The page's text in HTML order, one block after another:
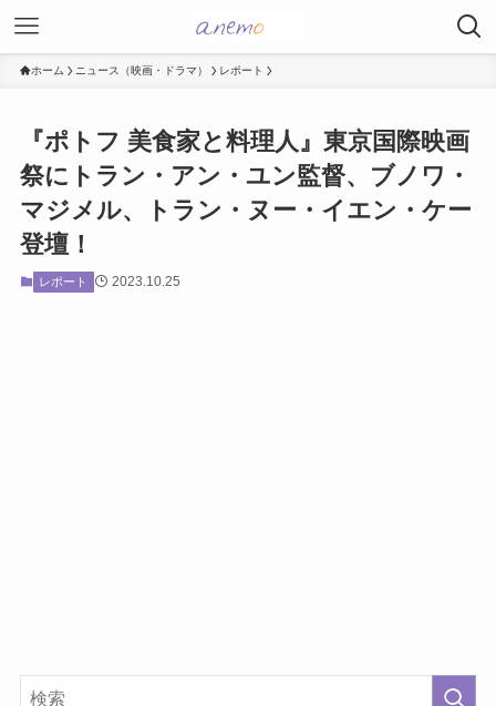
ホーム ニュース（映画・ドラマ） レポート
『ポトフ 美食家と料理人』東京国際映画
祭にトラン・アン・ユン監督、ブノワ・
マジメル、トラン・ヌー・イエン・ケー
登壇！
レポート 2023.10.25